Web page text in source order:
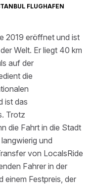
FLUGHAFEN
2019 eröffnet und ist
Welt. Er liegt 40 km
auf der
die
ist das
Trotz
die Fahrt in die Stadt
und
von LocalsRide
Fahrer in der
einem Festpreis, der